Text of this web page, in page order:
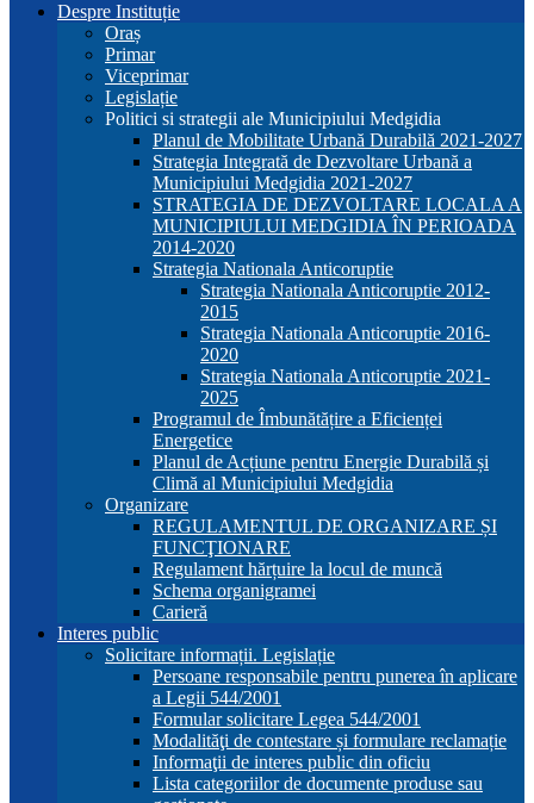
Despre Instituție
Oraș
Primar
Viceprimar
Legislație
Politici si strategii ale Municipiului Medgidia
Planul de Mobilitate Urbană Durabilă 2021-2027
Strategia Integrată de Dezvoltare Urbană a
Municipiului Medgidia 2021-2027
STRATEGIA DE DEZVOLTARE LOCALA A
MUNICIPIULUI MEDGIDIA ÎN PERIOADA
2014-2020
Strategia Nationala Anticoruptie
Strategia Nationala Anticoruptie 2012-
2015
Strategia Nationala Anticoruptie 2016-
2020
Strategia Nationala Anticoruptie 2021-
2025
Programul de Îmbunătățire a Eficienței
Energetice
Planul de Acțiune pentru Energie Durabilă și
Climă al Municipiului Medgidia
Organizare
REGULAMENTUL DE ORGANIZARE ȘI
FUNCŢIONARE
Regulament hărțuire la locul de muncă
Schema organigramei
Carieră
Interes public
Solicitare informații. Legislație
Persoane responsabile pentru punerea în aplicare
a Legii 544/2001
Formular solicitare Legea 544/2001
Modalităţi de contestare și formulare reclamație
Informaţii de interes public din oficiu
Lista categoriilor de documente produse sau